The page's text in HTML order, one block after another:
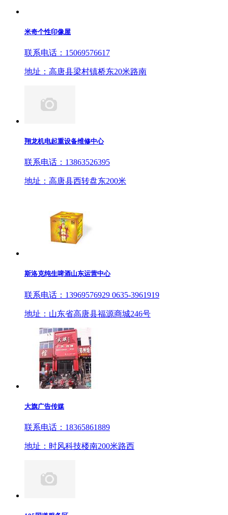
米奇个性印像屋
联系电话：15069576617
地址：高唐县梁村镇桥东20米路南
翔龙机电起重设备维修中心
联系电话：13863526395
地址：高唐县西转盘东200米
斯洛克纯生啤酒山东运营中心
联系电话：13969576929 0635-3961919
地址：山东省高唐县福源商城246号
大旗广告传媒
联系电话：18365861889
地址：时风科技楼南200米路西